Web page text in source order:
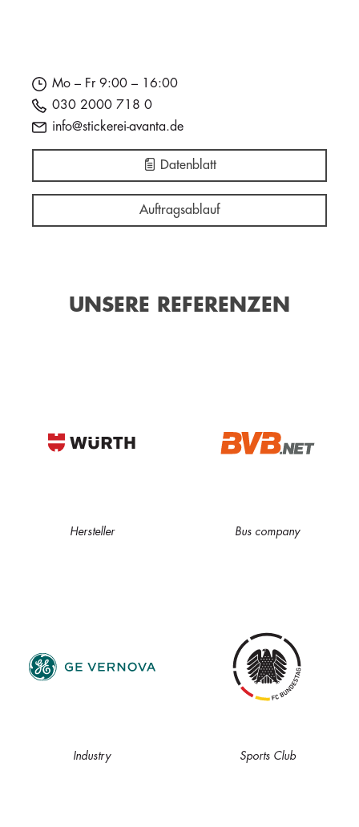
Mo – Fr 9:00 – 16:00
030 2000 718 0
info@stickerei-avanta.de
Datenblatt
Auftragsablauf
UNSERE REFERENZEN
Hersteller Bus company
Industry Sports Club